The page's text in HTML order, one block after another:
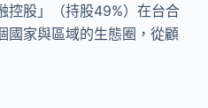
控股」（持股49%）在台合
國家與區域的生態圈，從顧